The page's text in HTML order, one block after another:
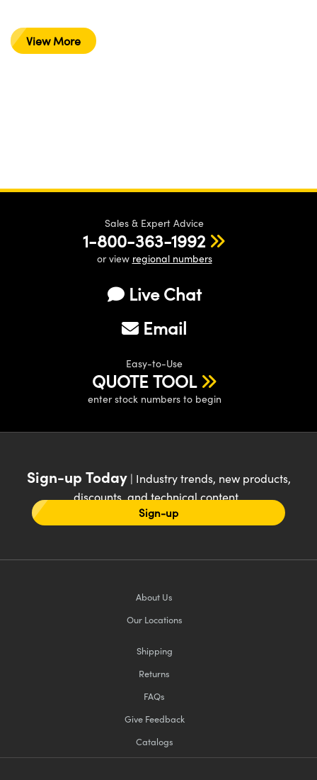
View More
Sales & Expert Advice
1-800-363-1992
or view regional numbers
Live Chat
Email
Easy-to-Use
QUOTE TOOL
enter stock numbers to begin
Sign-up Today| Industry trends, new products,
discounts, and technical content
Sign-up
About Us
Our Locations
Shipping
Returns
FAQs
Give Feedback
Catalogs